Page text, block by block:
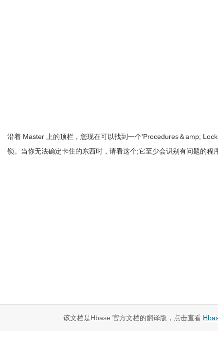
沿着 Master 上的顶栏，您现在可以找到一个'Procedures＆amp;
锁。当你无法确定卡住的东西时，请看这个;它至少会识别有问题的
该文档是Hbase 官方文档的翻译版，点击查看